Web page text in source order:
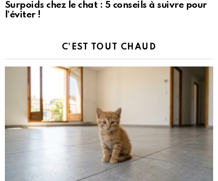
Surpoids chez le chat : 5 conseils à suivre pour
l’éviter !
C’EST TOUT CHAUD